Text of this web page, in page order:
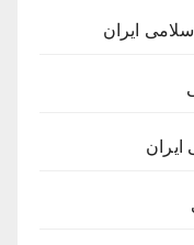
ایران